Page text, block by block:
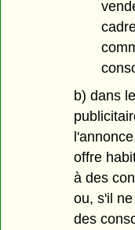
b) dans
offre
à des
ou, s'il
des